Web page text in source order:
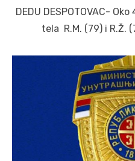
DEDU DESPOTOVAC-
tela R.M. (79) i R.Ž.